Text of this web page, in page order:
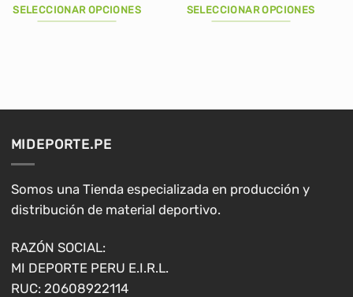
precios:
desde
SELECCIONAR OPCIONES
se
pueden
elegir
en
página
de
producto
original
era:
actual
es:
SELECCIONAR OPCIONES
elegir
en
MIDEPORTE.PE
Somos una Tienda especializada en producción y
distribución de material deportivo.
RAZÓN SOCIAL:
MI DEPORTE PERU E.I.R.L.
RUC: 20608922114